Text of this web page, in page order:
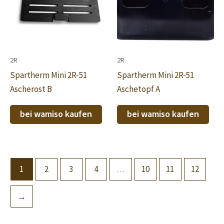
2R
Spartherm Mini 2R-51
Ascherost B
bei wamiso kaufen
2R
Spartherm Mini 2R-51
Aschetopf A
bei wamiso kaufen
1 2 3 4 … 10 11 12
→